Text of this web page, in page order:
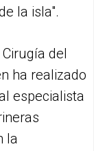
la isla".
del
ha realizado
especialista
la